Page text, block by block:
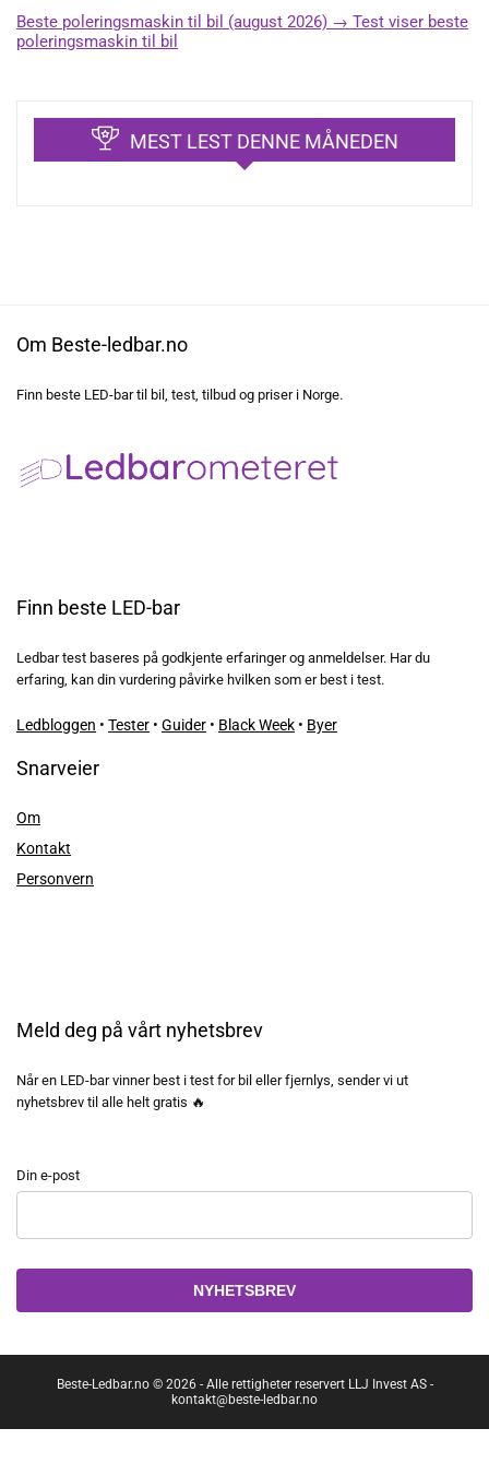
Beste poleringsmaskin til bil (august 2026) → Test viser beste
poleringsmaskin til bil
MEST LEST DENNE MÅNEDEN
Om Beste-ledbar.no
Finn beste LED-bar til bil, test, tilbud og priser i Norge.
Finn beste LED-bar
Ledbar test baseres på godkjente erfaringer og anmeldelser. Har du
erfaring, kan din vurdering påvirke hvilken som er best i test.
Ledbloggen • Tester • Guider • Black Week • Byer
Snarveier
Om
Kontakt
Personvern
Meld deg på vårt nyhetsbrev
Når en LED-bar vinner best i test for bil eller fjernlys, sender vi ut
nyhetsbrev til alle helt gratis 🔥
Din e-post
Beste-Ledbar.no © 2026 - Alle rettigheter reservert LLJ Invest AS -
kontakt@beste-ledbar.no